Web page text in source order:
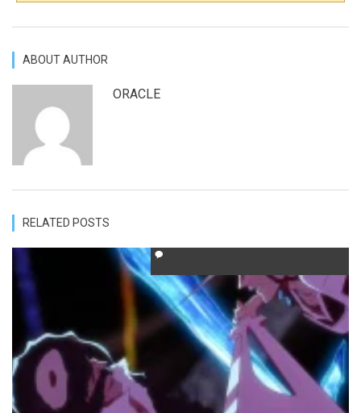
ABOUT AUTHOR
ORACLE
RELATED POSTS